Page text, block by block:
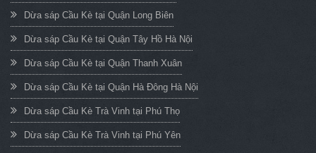
Dừa sáp Cầu Kè tại Quận Long Biên
Dừa sáp Cầu Kè tại Quận Tây Hồ Hà Nội
Dừa sáp Cầu Kè tại Quận Thanh Xuân
Dừa sáp Cầu Kè tại Quận Hà Đông Hà Nội
Dừa sáp Cầu Kè Trà Vinh tại Phú Thọ
Dừa sáp Cầu Kè Trà Vinh tại Phú Yên